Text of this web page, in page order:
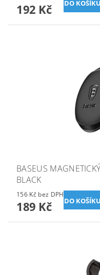
192 Kč
BASEUS
BLACK
156 Kč bez DPH
189 Kč